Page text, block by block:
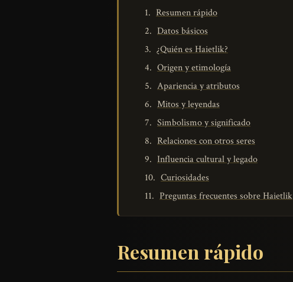
Resumen rápido
Datos básicos
¿Quién es Haietlik?
Origen y etimología
Apariencia y atributos
Mitos y leyendas
Simbolismo y significado
Relaciones con otros seres
Influencia cultural y legado
Curiosidades
Preguntas frecuentes sobre Haietlik
Resumen rápido